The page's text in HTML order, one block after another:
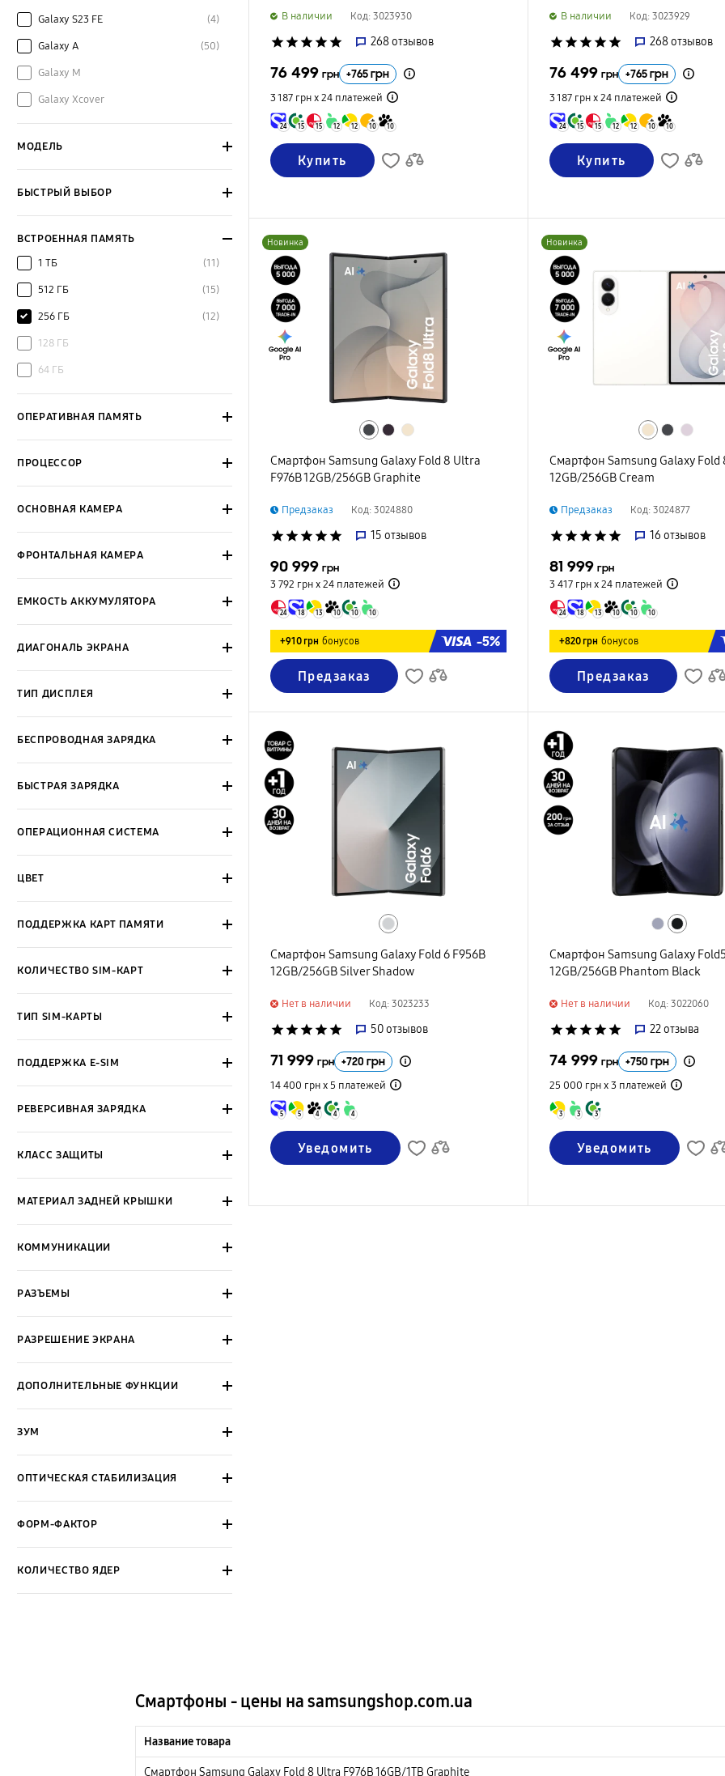
Galaxy S23 FE (4)
Galaxy A (50)
Galaxy M
Galaxy Xcover
МОДЕЛЬ
БЫСТРЫЙ ВЫБОР
ВСТРОЕННАЯ ПАМЯТЬ
1 ТБ
(11)
512 ГБ (15)
256 ГБ (12)
128 ГБ
64 ГБ
ОПЕРАТИВНАЯ ПАМЯТЬ
ПРОЦЕССОР
ОСНОВНАЯ КАМЕРА
ФРОНТАЛЬНАЯ КАМЕРА
ЕМКОСТЬ АККУМУЛЯТОРА
ДИАГОНАЛЬ ЭКРАНА
ТИП ДИСПЛЕЯ
БЕСПРОВОДНАЯ ЗАРЯДКА
БЫСТРАЯ ЗАРЯДКА
ОПЕРАЦИОННАЯ СИСТЕМА
ЦВЕТ
ПОДДЕРЖКА КАРТ ПАМЯТИ
КОЛИЧЕСТВО SIM-КАРТ
ТИП SIM-КАРТЫ
ПОДДЕРЖКА E-SIM
РЕВЕРСИВНАЯ ЗАРЯДКА
КЛАСС ЗАЩИТЫ
МАТЕРИАЛ ЗАДНЕЙ КРЫШКИ
КОММУНИКАЦИИ
РАЗЪЕМЫ
РАЗРЕШЕНИЕ ЭКРАНА
ДОПОЛНИТЕЛЬНЫЕ ФУНКЦИИ
ЗУМ
ОПТИЧЕСКАЯ СТАБИЛИЗАЦИЯ
ФОРМ-ФАКТОР
КОЛИЧЕСТВО ЯДЕР
B наличии Код: 3023930
star star star star star 268отзывов
76 499 грн +765грн
3 187 грн х 24 платежей
24 15 15 12 12 10 10
Купить
B наличии Код: 3023929
star star star star star 268отзывов
76 499 грн +765грн
3 187 грн х 24 платежей
24 15 15 12 12 10 10
Купить
Новинка
Смартфон Samsung Galaxy Fold 8 Ultra
F976B 12GB/256GB Graphite
Предзаказ Код: 3024880
star star star star star 15 отзывов
90 999 грн
3 792 грн х 24 платежей
24 18 13 10 10 10
+910 грн бонусов -5%
Предзаказ
Новинка
Смартфон Samsung Galaxy Fold
12GB/256GB Cream
Предзаказ Код: 3024877
star star star star star 16 отзывов
81 999 грн
3 417 грн х 24 платежей
24 18 13 10 10 10
+820 грн бонусов
Предзаказ
Смартфон Samsung Galaxy Fold 6 F956B
12GB/256GB Silver Shadow
Нет в наличии Код: 3023233
star star star star star 50отзывов
71 999 грн +720 грн
14 400 грн х 5 платежей
5 5 4 4 4
Уведомить
Смартфон Samsung Galaxy
12GB/256GB Phantom Black
Нет в наличии Код: 3022060
star star star star star 22отзыва
74 999 грн +750 грн
25 000 грн х 3 платежей
3 3 3
Уведомить
Смартфоны - цены на samsungshop.com.ua
Название товара
Смартфон Samsung Galaxy Fold 8 Ultra F976B 16GB/1TB Graphite